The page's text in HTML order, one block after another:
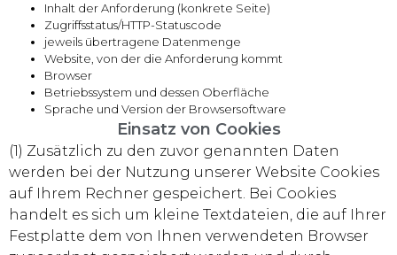
Inhalt der Anforderung (konkrete Seite)
Zugriffsstatus/HTTP-Statuscode
jeweils übertragene Datenmenge
Website, von der die Anforderung kommt
Browser
Betriebssystem und dessen Oberfläche
Sprache und Version der Browsersoftware
Einsatz von Cookies
(1) Zusätzlich zu den zuvor genannten Daten
werden bei der Nutzung unserer Website Cookies
auf Ihrem Rechner gespeichert. Bei Cookies
handelt es sich um kleine Textdateien, die auf Ihrer
Festplatte dem von Ihnen verwendeten Browser